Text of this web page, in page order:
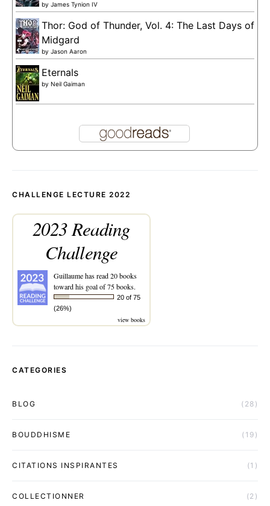
by James Tynion IV
Thor: God of Thunder, Vol. 4: The Last Days of
Midgard
by Jason Aaron
Eternals
by Neil Gaiman
CHALLENGE LECTURE 2022
2023 Reading
Challenge
Guillaumehas read 20 books
toward his goal of 75 books.
20 of 75
(26%)
view books
CATEGORIES
BLOG (28)
BOUDDHISME (19)
CITATIONS INSPIRANTES (1)
COLLECTIONNER (2)